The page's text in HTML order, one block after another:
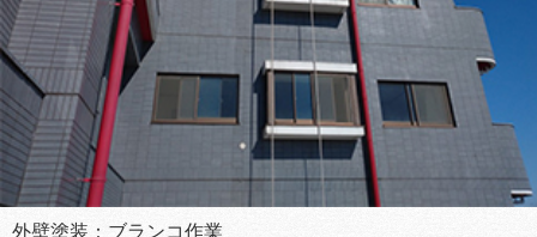
外壁塗装：ブランコ作業